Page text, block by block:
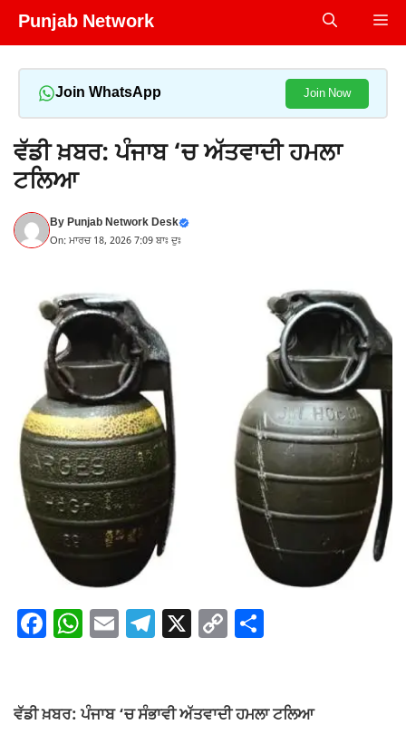
Skip
Punjab Network
Join WhatsApp Join Now
ਵੱਡੀ ਖ਼ਬਰ: ਪੰਜਾਬ ‘ਚ ਅੱਤਵਾਦੀ ਹਮਲਾ
ਟਲਿਆ
ByPunjab Network Desk
On: ਮਾਰਚ 18, 2026 7:09 ਬਾਃ ਦੁਃ
F
e
W
s
E T
gr
X C
y e
ਵੱਡੀ ਖ਼ਬਰ: ਪੰਜਾਬ ‘ਚ ਸੰਭਾਵੀ ਅੱਤਵਾਦੀ ਹਮਲਾ ਟਲਿਆ